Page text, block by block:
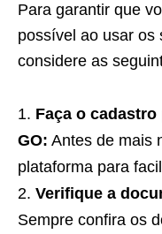
Para garantir que
possível ao usar os
considere as
Faça o
GO: Antes de mais
plataforma para
Verifique a
Sempre confira os